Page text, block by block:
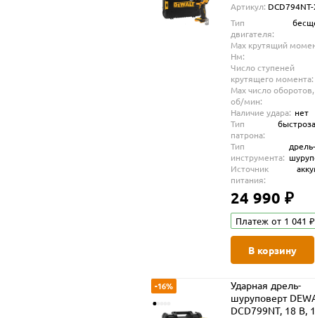
кейсе TSTAK
XJ)
Артикул:
Тип
двигателя:
Max крутящий
Нм:
Число ступеней
крутящего момента:
Max число оборотов,
об/мин:
Наличие удара: нет
Тип
патрона:
Тип
инструмента:
дрель-
Источник
питания:
24 990 ₽
Платеж от 1 041 ₽
В корзину
-16%
Ударная дрель-
шуруповерт
DCD799NT, 18 В,